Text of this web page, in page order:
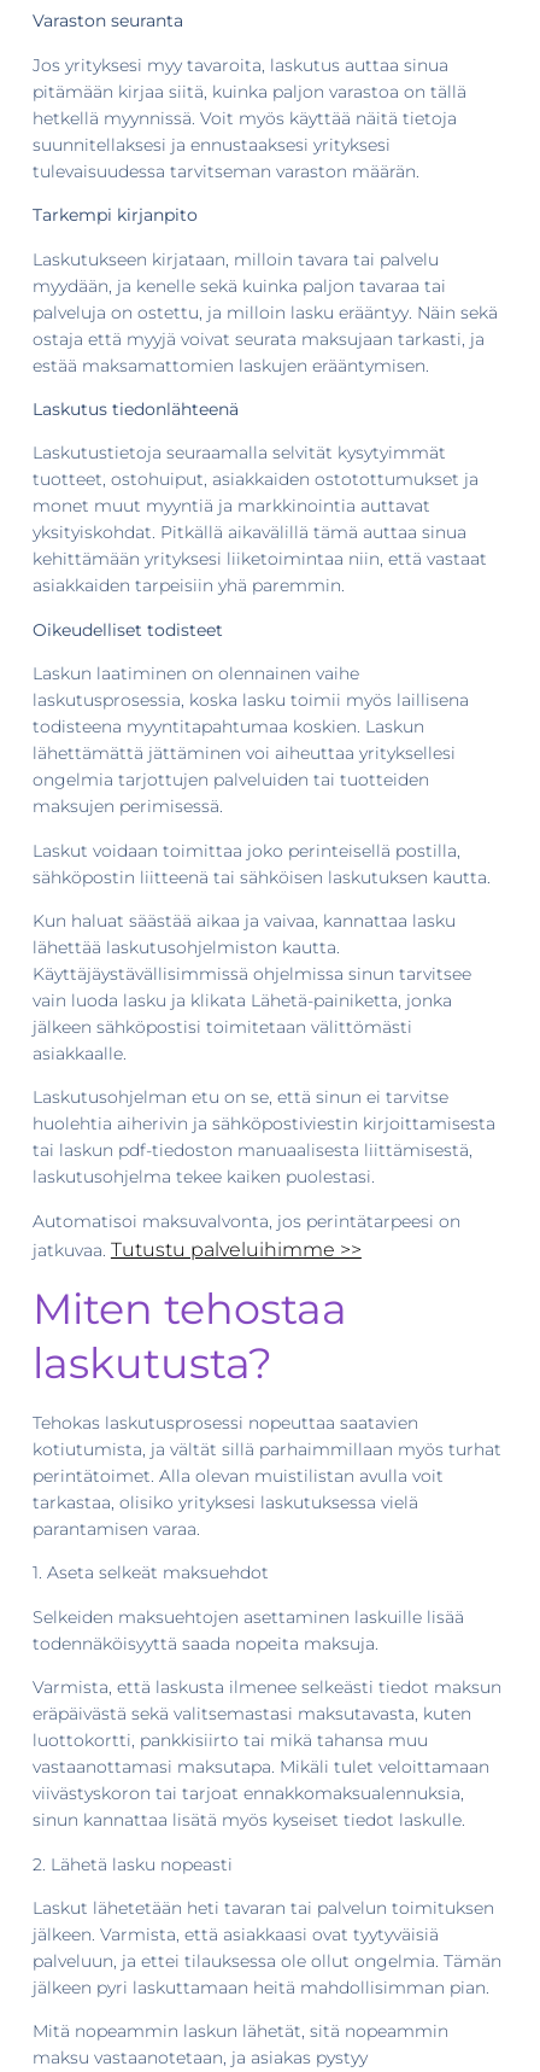
Varaston seuranta
Jos yrityksesi myy tavaroita, laskutus auttaa sinua
pitämään kirjaa siitä, kuinka paljon varastoa on tällä
hetkellä myynnissä. Voit myös käyttää näitä tietoja
suunnitellaksesi ja ennustaaksesi yrityksesi
tulevaisuudessa tarvitseman varaston määrän.
Tarkempi kirjanpito
Laskutukseen kirjataan, milloin tavara tai palvelu
myydään, ja kenelle sekä kuinka paljon tavaraa tai
palveluja on ostettu, ja milloin lasku erääntyy. Näin sekä
ostaja että myyjä voivat seurata maksujaan tarkasti, ja
estää maksamattomien laskujen erääntymisen.
Laskutus tiedonlähteenä
Laskutustietoja seuraamalla selvität kysytyimmät
tuotteet, ostohuiput, asiakkaiden ostotottumukset ja
monet muut myyntiä ja markkinointia auttavat
yksityiskohdat. Pitkällä aikavälillä tämä auttaa sinua
kehittämään yrityksesi liiketoimintaa niin, että vastaat
asiakkaiden tarpeisiin yhä paremmin.
Oikeudelliset todisteet
Laskun laatiminen on olennainen vaihe
laskutusprosessia, koska lasku toimii myös laillisena
todisteena myyntitapahtumaa koskien. Laskun
lähettämättä jättäminen voi aiheuttaa yrityksellesi
ongelmia tarjottujen palveluiden tai tuotteiden
maksujen perimisessä.
Laskut voidaan toimittaa joko perinteisellä postilla,
sähköpostin liitteenä tai sähköisen laskutuksen kautta.
Kun haluat säästää aikaa ja vaivaa, kannattaa lasku
lähettää laskutusohjelmiston kautta.
Käyttäjäystävällisimmissä ohjelmissa sinun tarvitsee
vain luoda lasku ja klikata Lähetä-painiketta, jonka
jälkeen sähköpostisi toimitetaan välittömästi
asiakkaalle.
Laskutusohjelman etu on se, että sinun ei tarvitse
huolehtia aiherivin ja sähköpostiviestin kirjoittamisesta
tai laskun pdf-tiedoston manuaalisesta liittämisestä,
laskutusohjelma tekee kaiken puolestasi.
Automatisoi maksuvalvonta, jos perintätarpeesi on
jatkuvaa. Tutustu palveluihimme >>
Miten tehostaa
laskutusta?
Tehokas laskutusprosessi nopeuttaa saatavien
kotiutumista, ja vältät sillä parhaimmillaan myös turhat
perintätoimet. Alla olevan muistilistan avulla voit
tarkastaa, olisiko yrityksesi laskutuksessa vielä
parantamisen varaa.
1. Aseta selkeät maksuehdot
Selkeiden maksuehtojen asettaminen laskuille lisää
todennäköisyyttä saada nopeita maksuja.
Varmista, että laskusta ilmenee selkeästi tiedot maksun
eräpäivästä sekä valitsemastasi maksutavasta, kuten
luottokortti, pankkisiirto tai mikä tahansa muu
vastaanottamasi maksutapa. Mikäli tulet veloittamaan
viivästyskoron tai tarjoat ennakkomaksualennuksia,
sinun kannattaa lisätä myös kyseiset tiedot laskulle.
2. Lähetä lasku nopeasti
Laskut lähetetään heti tavaran tai palvelun toimituksen
jälkeen. Varmista, että asiakkaasi ovat tyytyväisiä
palveluun, ja ettei tilauksessa ole ollut ongelmia. Tämän
jälkeen pyri laskuttamaan heitä mahdollisimman pian.
Mitä nopeammin laskun lähetät, sitä nopeammin
maksu vastaanotetaan, ja asiakas pystyy